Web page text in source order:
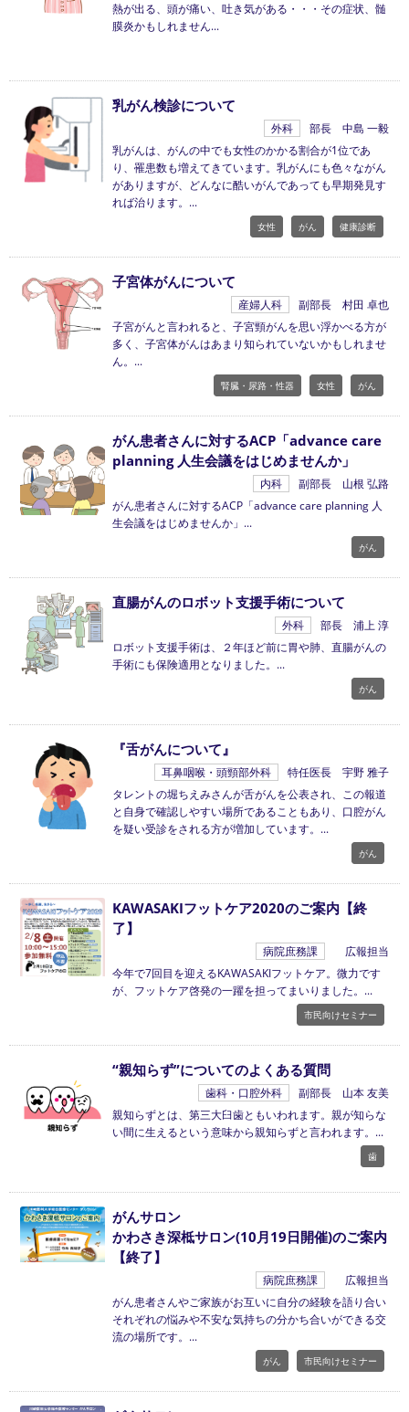
熱が出る、頭が痛い、吐き気がある・・・その症状、髄
膜炎かもしれません
乳がん検診について
外科
部長 中島 一毅
乳がんは、がんの中でも女性のかかる割合が1位であ
り、罹患数も増えてきています。乳がんにも色々ながん
がありますが、どんなに酷いがんであっても早期発見す
れば治ります。
女性 がん 健康診断
子宮体がんについて
産婦人科
副部長 村田 卓也
子宮がんと言われると、子宮頸がんを思い浮かべる方が
多く、子宮体がんはあまり知られていないかもしれませ
ん。
腎臓・尿路・性器 女性 がん
がん患者さんに対するACP「advance care
planning 人生会議をはじめませんか」
内科
副部長 山根 弘路
がん患者さんに対するACP「advance care planning 人
生会議をはじめませんか」
がん
直腸がんのロボット支援手術について
外科
部長 浦上 淳
ロボット支援手術は、２年ほど前に胃や肺、直腸がんの
手術にも保険適用となりました。
がん
『舌がんについて』
耳鼻咽喉・頭頸部外科
特任医長 宇野 雅子
タレントの堀ちえみさんが舌がんを公表され、この報道
と自身で確認しやすい場所であることもあり、口腔がん
を疑い受診をされる方が増加しています。
がん
KAWASAKIフットケア2020のご案内【終
了】
病院庶務課
広報担当
今年で7回目を迎えるKAWASAKIフットケア。微力です
が、フットケア啓発の一躍を担ってまいりました。
市民向けセミナー
“親知らず”についてのよくある質問
歯科・口腔外科
副部長 山本 友美
親知らずとは、第三大臼歯ともいわれます。親が知らな
い間に生えるという意味から親知らずと言われます。
歯
がんサロン
かわさき深柢サロン(10月19日開催)のご案内
【終了】
病院庶務課
広報担当
がん患者さんやご家族がお互いに自分の経験を語り合い
それぞれの悩みや不安な気持ちの分かち合いができる交
流の場所です。
がん 市民向けセミナー